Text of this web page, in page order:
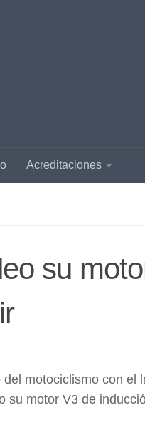
Acreditaciones
su
motociclismo con el
su motor V3 de